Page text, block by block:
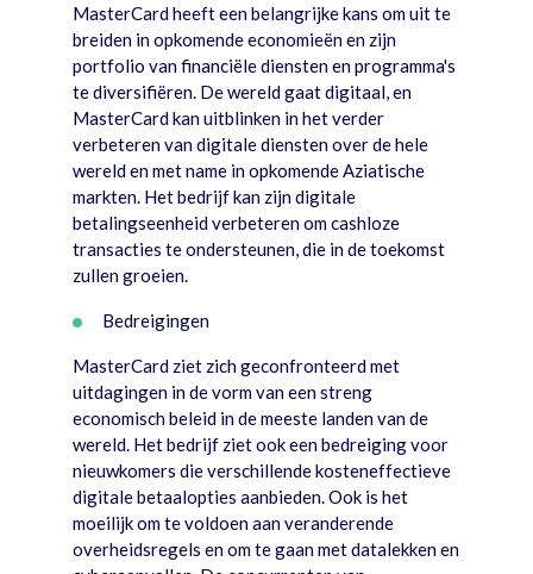
MasterCard heeft een belangrijke kans om uit te
breiden in opkomende economieën en zijn
portfolio van financiële diensten en programma's
te diversifiëren. De wereld gaat digitaal, en
MasterCard kan uitblinken in het verder
verbeteren van digitale diensten over de hele
wereld en met name in opkomende Aziatische
markten. Het bedrijf kan zijn digitale
betalingseenheid verbeteren om cashloze
transacties te ondersteunen, die in de toekomst
zullen groeien.
Bedreigingen
MasterCard ziet zich geconfronteerd met
uitdagingen in de vorm van een streng
economisch beleid in de meeste landen van de
wereld. Het bedrijf ziet ook een bedreiging voor
nieuwkomers die verschillende kosteneffectieve
digitale betaalopties aanbieden. Ook is het
moeilijk om te voldoen aan veranderende
overheidsregels en om te gaan met datalekken en